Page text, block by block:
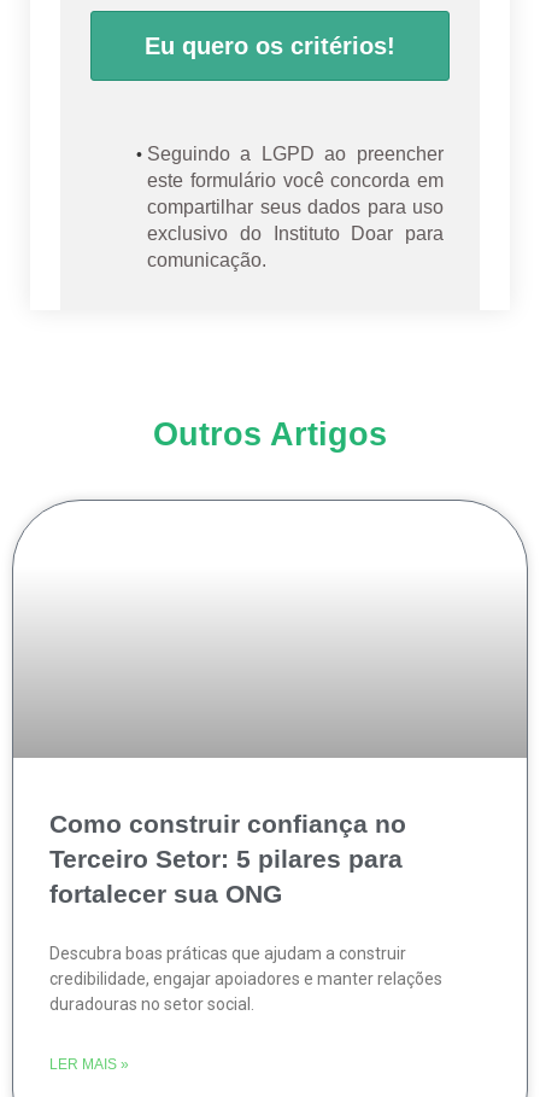
Eu quero os critérios!
Seguindo a LGPD ao preencher
este formulário você concorda em
compartilhar seus dados para uso
exclusivo do Instituto Doar para
comunicação.
Outros Artigos
Como construir confiança no
Terceiro Setor: 5 pilares para
fortalecer sua ONG
Descubra boas práticas que ajudam a construir
credibilidade, engajar apoiadores e manter relações
duradouras no setor social.
LER MAIS »